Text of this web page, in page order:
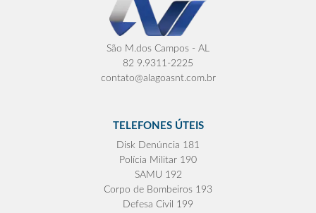
São M.dos Campos - AL
82 9.9311-2225
contato@alagoasnt.com.br
TELEFONES ÚTEIS
Disk Denúncia 181
Polícia Militar 190
SAMU 192
Corpo de Bombeiros 193
Defesa Civil 199